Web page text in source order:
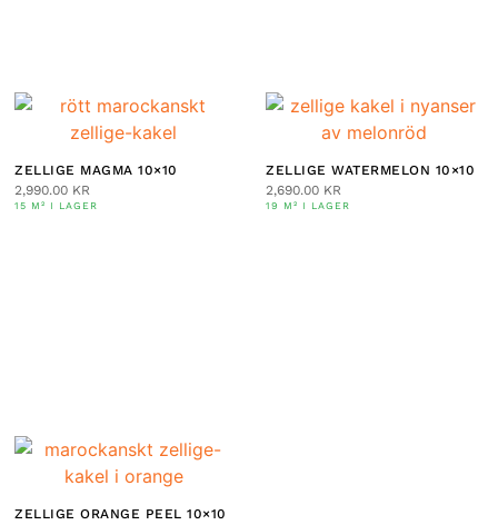
ZELLIGE MAGMA 10×10
2,990.00 KR
15 M² I LAGER
ZELLIGE WATERMELON 10×10
2,690.00 KR
19 M² I LAGER
ZELLIGE ORANGE PEEL 10×10